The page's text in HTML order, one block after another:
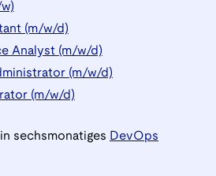
(m/w/d)
Analyst (m/w/d)
(m/w/d)
(m/w/d)
sechsmonatiges DevOps